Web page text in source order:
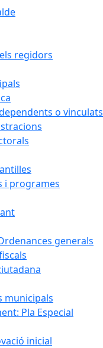
regidors
o vinculats
i programes
generals
municipals
Pla Especial
inicial